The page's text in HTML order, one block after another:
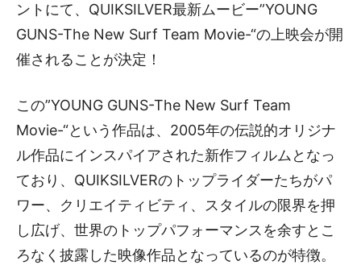
ントにて、QUIKSILVER最新ムービー”YOUNG
GUNS-The New Surf Team Movie-“の上映会が開
催されることが決定！
この”YOUNG GUNS-The New Surf Team
Movie-“という作品は、2005年の伝説的オリジナ
ル作品にインスパイアされた新作フィルムとなっ
ており、QUIKSILVERのトップライダーたちがパ
ワー、クリエイティビティ、スタイルの限界を押
し広げ、世界のトップパフォーマンスを余すとこ
ろなく披露した映像作品となっているのが特徴。